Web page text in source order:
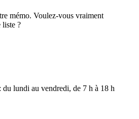
mémo. Voulez-vous vraiment
liste ?
du lundi au vendredi, de 7 h à 18 h